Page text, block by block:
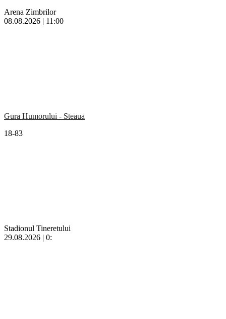
Arena Zimbrilor
08.08.2026 | 11:00
Gura Humorului - Steaua
18-83
Stadionul Tineretului
29.08.2026 | 0: